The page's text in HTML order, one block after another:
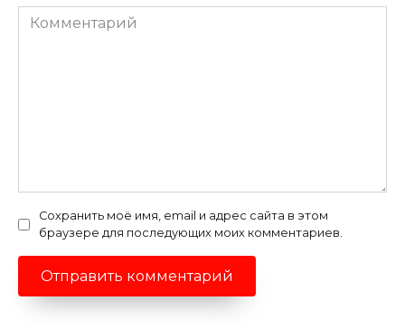
Комментарий
Сохранить моё имя, email и адрес сайта в этом
браузере для последующих моих комментариев.